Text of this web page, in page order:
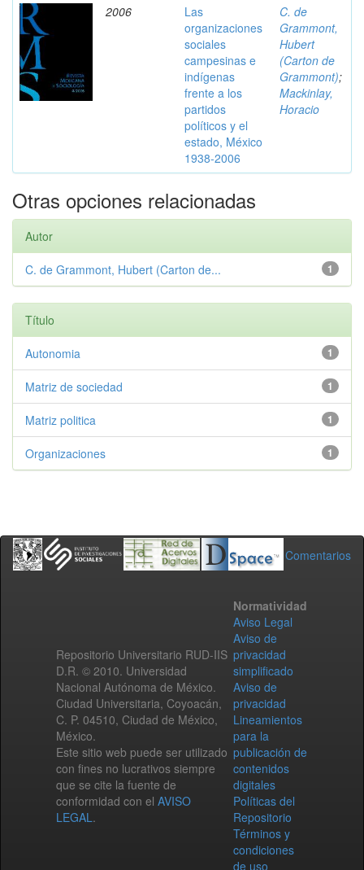
2006
Las
organizaciones
sociales
campesinas e
indígenas
frente a los
partidos
políticos y el
estado, México
1938-2006
C. de
Grammont,
Hubert
(Carton de
Grammont);
Mackinlay,
Horacio
Otras opciones relacionadas
Autor
1
C. de Grammont, Hubert (Carton de...
Título
1
Autonomia
1
Matriz de sociedad
1
Matriz politica
1
Organizaciones
Comentarios
Repositorio Universitario RUD-IIS
D.R. © 2010. Universidad
Nacional Autónoma de México.
Ciudad Universitaria, Coyoacán,
C. P. 04510, Ciudad de México,
México.
Este sitio web puede ser utilizado
con fines no lucrativos siempre
que se cite la fuente de
conformidad con el AVISO
LEGAL.
Normatividad
Aviso Legal
Aviso de
privacidad
simplificado
Aviso de
privacidad
Lineamientos
para la
publicación de
contenidos
digitales
Políticas del
Repositorio
Términos y
condiciones
de uso